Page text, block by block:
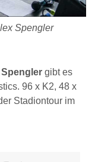
Spengler
gibt es
96 x K2, 48 x
Stadiontour im